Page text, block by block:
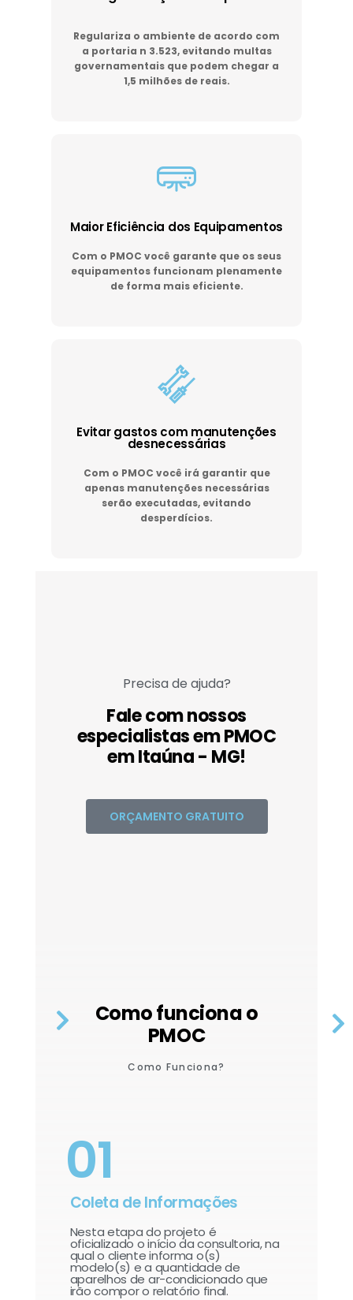
Regulariza o ambiente de acordo com
a portaria n 3.523, evitando multas
governamentais que podem chegar a
1,5 milhões de reais.
Maior Eficiência dos Equipamentos
Com o PMOC você garante que os seus
equipamentos funcionam plenamente
de forma mais eficiente.
Evitar gastos com manutenções
desnecessárias
Com o PMOC você irá garantir que
apenas manutenções necessárias
serão executadas, evitando
desperdícios.
Precisa de ajuda?
Fale com nossos
especialistas em PMOC
em Itaúna - MG!
ORÇAMENTO GRATUITO
Como funciona o
PMOC
Como Funciona?
01
Coleta de Informações
Nesta etapa do projeto é
oficializado o início da consultoria, na
qual o cliente informa o(s)
modelo(s) e a quantidade de
aparelhos de ar-condicionado que
irão compor o relatório final.​